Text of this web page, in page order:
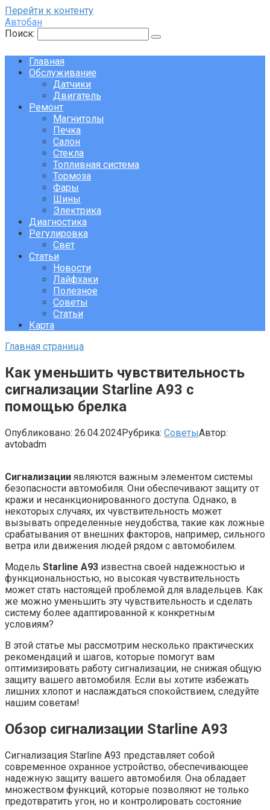
Перейти к контенту
Автобан
Поиск:
Главная
Обслуживание
Датчики
Двигатель
Ремонт
Магнитолы
Печка
Салон
Стекла
Топливная система
Тормоза
Фары
Шины
Электрика
Диагностика
Регулировка
Свет
Статьи
Новости
Лайфхаки
Полезное
Советы
Статьи
Карта
Главная страница
Как уменьшить чувствительность
сигнализации Starline A93 с
помощью брелка
Опубликовано: 26.04.2024Рубрика: СоветыАвтор:
avtobadm
Сигнализации являются важным элементом системы
безопасности автомобиля. Они обеспечивают защиту от
кражи и несанкционированного доступа. Однако, в
некоторых случаях, их чувствительность может
вызывать определенные неудобства, такие как ложные
срабатывания от внешних факторов, например, сильного
ветра или движения людей рядом с автомобилем.
Модель Starline A93 известна своей надежностью и
функциональностью, но высокая чувствительность
может стать настоящей проблемой для владельцев. Как
же можно уменьшить эту чувствительность и сделать
систему более адаптированной к конкретным
условиям?
В этой статье мы рассмотрим несколько практических
рекомендаций и шагов, которые помогут вам
оптимизировать работу сигнализации, не снижая общую
защиту вашего автомобиля. Если вы хотите избежать
лишних хлопот и наслаждаться спокойствием, следуйте
нашим советам!
Обзор сигнализации Starline A93
Сигнализация Starline A93 представляет собой
современное охранное устройство, обеспечивающее
надежную защиту вашего автомобиля. Она обладает
множеством функций, которые позволяют не только
предотвратить угон, но и контролировать состояние